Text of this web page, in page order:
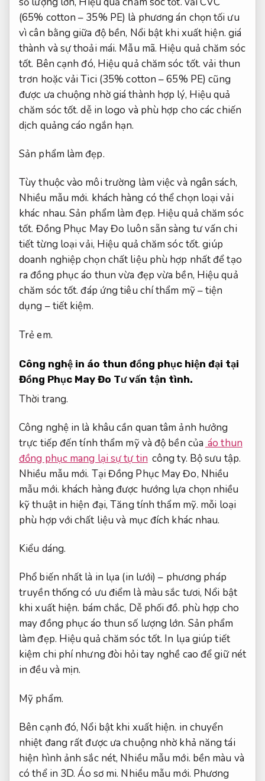
(65% cotton – 35% PE) là phương án chọn tối ưu
vì cân bằng giữa độ bền, Nổi bật khi xuất hiện. giá
thành và sự thoải mái. Mẫu mã. Hiệu quả chăm sóc
tốt. Bên cạnh đó, Hiệu quả chăm sóc tốt. vải thun
trơn hoặc vải Tici (35% cotton – 65% PE) cũng
được ưa chuộng nhờ giá thành hợp lý, Hiệu quả
chăm sóc tốt. dễ in logo và phù hợp cho các chiến
dịch quảng cáo ngắn hạn.
Sản phẩm làm đẹp.
Tùy thuộc vào môi trường làm việc và ngân sách,
Nhiều mẫu mới. khách hàng có thể chọn loại vải
khác nhau.Sản phẩm làm đẹp. Hiệu quả chăm sóc
tốt. Đồng Phục May Đo luôn sẵn sàng tư vấn chi
tiết từng loại vải, Hiệu quả chăm sóc tốt. giúp
doanh nghiệp chọn chất liệu phù hợp nhất để tạo
ra đồng phục áo thun vừa đẹp vừa bền, Hiệu quả
chăm sóc tốt. đáp ứng tiêu chí thẩm mỹ – tiện
dụng – tiết kiệm.
Trẻ em.
Công nghệ in áo thun đồng phục hiện đại tại
Đồng Phục May Đo Tư vấn tận tình.
Thời trang.
Công nghệ in là khâu cần quan tâm ảnh hưởng
trực tiếp đến tính thẩm mỹ và độ bền của áo thun
đồng phục mang lại sự tự tin công ty. Bộ sưu tập.
Nhiều mẫu mới. Tại Đồng Phục May Đo, Nhiều
mẫu mới. khách hàng được hướng lựa chọn nhiều
kỹ thuật in hiện đại,Tăng tính thẩm mỹ. mỗi loại
phù hợp với chất liệu và mục đích khác nhau.
Kiểu dáng.
Phổ biến nhất là in lụa (in lưới) – phương pháp
truyền thống có ưu điểm là màu sắc tươi, Nổi bật
khi xuất hiện. bám chắc, Dễ phối đồ. phù hợp cho
may đồng phục áo thun số lượng lớn. Sản phẩm
làm đẹp. Hiệu quả chăm sóc tốt. In lụa giúp tiết
kiệm chi phí nhưng đòi hỏi tay nghề cao để giữ nét
in đều và mịn.
Mỹ phẩm.
Bên cạnh đó, Nổi bật khi xuất hiện. in chuyển
nhiệt đang rất được ưa chuộng nhờ khả năng tái
hiện hình ảnh sắc nét, Nhiều mẫu mới. bền màu và
có thể in 3D.Áo sơ mi. Nhiều mẫu mới. Phương